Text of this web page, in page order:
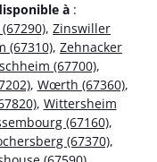
à :
, Zinswiller
(67310), Zehnacker
(67700),
, Wœrth (67360),
, Wittersheim
(67160),
(67370),